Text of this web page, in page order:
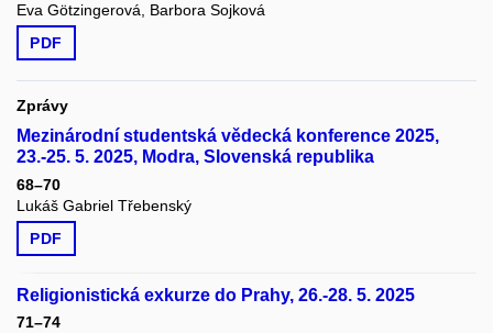
Eva Götzingerová, Barbora Sojková
PDF
Zprávy
Mezinárodní studentská vědecká konference 2025,
23.-25. 5. 2025, Modra, Slovenská republika
68–70
Lukáš Gabriel Třebenský
PDF
Religionistická exkurze do Prahy, 26.-28. 5. 2025
71–74